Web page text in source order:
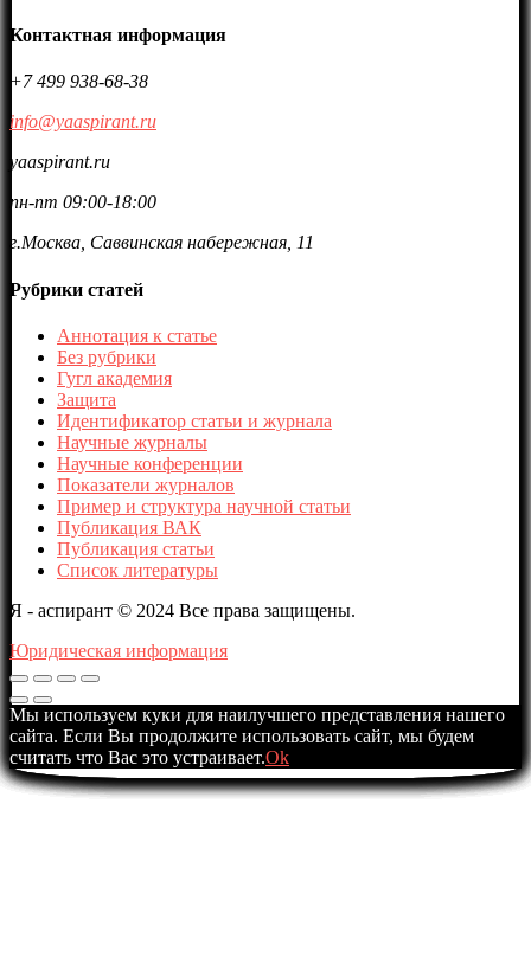
Контактная информация
+7 499 938-68-38
info@yaaspirant.ru
yaaspirant.ru
пн-пт 09:00-18:00
г.Москва, Саввинская набережная, 11
Рубрики статей
Аннотация к статье
Без рубрики
Гугл академия
Защита
Идентификатор статьи и журнала
Научные журналы
Научные конференции
Показатели журналов
Пример и структура научной статьи
Публикация ВАК
Публикация статьи
Список литературы
Я - аспирант © 2024 Все права защищены.
Юридическая информация
Мы используем куки для наилучшего представления нашего
сайта. Если Вы продолжите использовать сайт, мы будем
считать что Вас это устраивает.Ok